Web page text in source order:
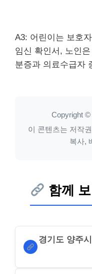
A3: 어린이는 보호
임신 확인서, 노인
분증과 의료수급자
Copyright ©
이 콘텐츠는 저작
복사,
함께
경기도 양주